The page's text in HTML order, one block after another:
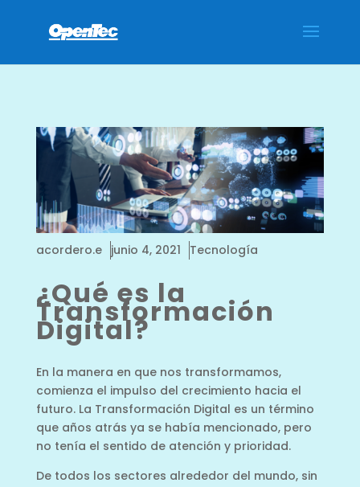
acordero.e junio 4, 2021 Tecnología
¿Qué es la
Transformación
Digital?
En la manera en que nos transformamos,
comienza el impulso del crecimiento hacia el
futuro. La Transformación Digital es un término
que años atrás ya se había mencionado, pero
no tenía el sentido de atención y prioridad.
De todos los sectores alrededor del mundo, sin